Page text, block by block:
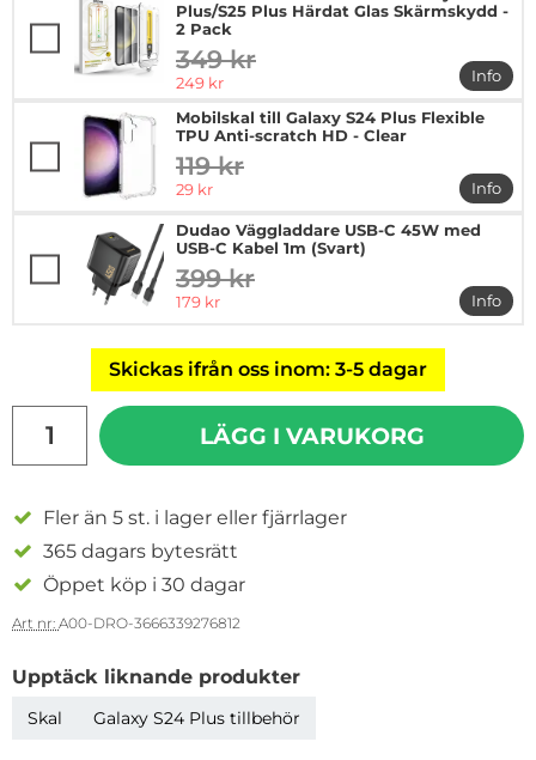
Plus/S25 Plus Härdat Glas Skärmskydd -
2 Pack
tidigare pris
349 kr
rea pris
249 kr
Info
mer
Mobilskal till Galaxy S24 Plus Flexible
TPU Anti-scratch HD - Clear
tidigare pris
119 kr
rea pris
29 kr
Info
mer
Dudao Väggladdare USB-C 45W med
USB-C Kabel 1m (Svart)
tidigare pris
399 kr
rea pris
179 kr
Info
mer
Skickas ifrån oss inom: 3-5 dagar
LÄGG I VARUKORG
Fler än 5 st. i lager eller fjärrlager
365 dagars bytesrätt
Öppet köp i 30 dagar
Art nr: A00-DRO-3666339276812
Upptäck liknande produkter
Skal Galaxy S24 Plus tillbehör